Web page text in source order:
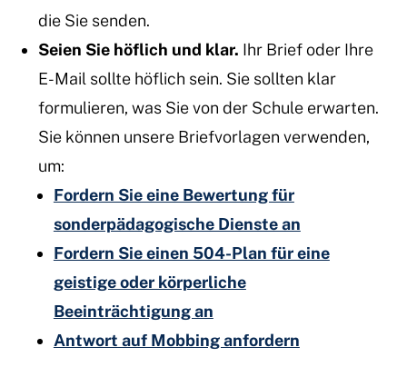
die Sie senden.
Seien Sie höflich und klar. Ihr Brief oder Ihre
E-Mail sollte höflich sein. Sie sollten klar
formulieren, was Sie von der Schule erwarten.
Sie können unsere Briefvorlagen verwenden,
um:
Fordern Sie eine Bewertung für
sonderpädagogische Dienste an
Fordern Sie einen 504-Plan für eine
geistige oder körperliche
Beeinträchtigung an
Antwort auf Mobbing anfordern